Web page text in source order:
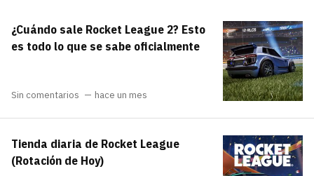
¿Cuándo sale Rocket League 2? Esto
es todo lo que se sabe oficialmente
Sin comentarios hace un mes
Tienda diaria de Rocket League
(Rotación de Hoy)